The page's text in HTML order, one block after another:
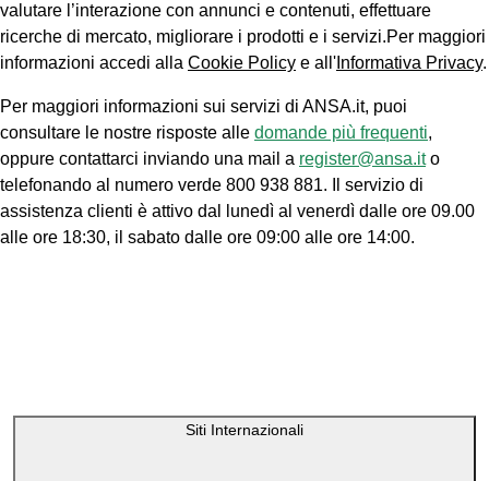
valutare l’interazione con annunci e contenuti, effettuare
ricerche di mercato, migliorare i prodotti e i servizi.Per maggiori
informazioni accedi alla Cookie Policy e all' Informativa Privacy.
Per maggiori informazioni sui servizi di ANSA.it, puoi
consultare le nostre risposte alle domande più frequenti,
oppure contattarci inviando una mail a register@ansa.ito
telefonando al numero verde 800 938 881. Il servizio di
assistenza clienti è attivo dal lunedì al venerdì dalle ore 09.00
alle ore 18:30, il sabato dalle ore 09:00 alle ore 14:00.
Siti Internazionali